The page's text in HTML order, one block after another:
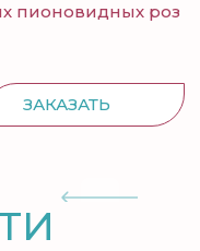
пионовидных роз
ЗАКАЗАТЬ